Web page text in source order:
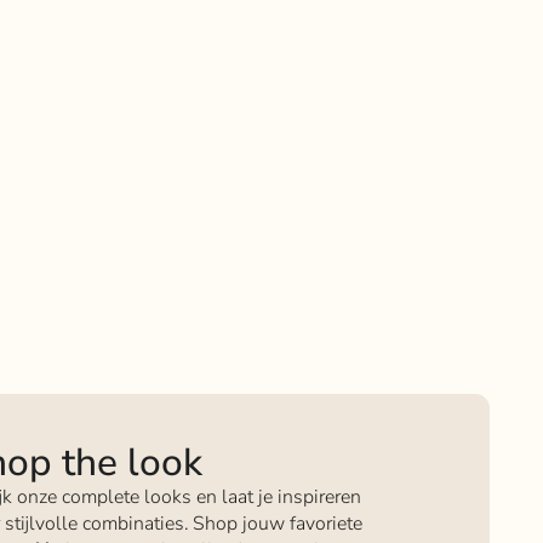
the look
onze complete looks en laat je inspireren
stijlvolle combinaties. Shop jouw favoriete